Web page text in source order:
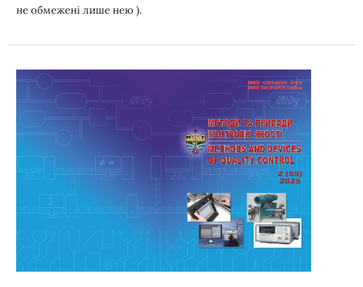
не обмежені лише нею ).